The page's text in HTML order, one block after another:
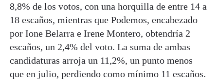
8,8% de los votos, con una horquilla de entre 14 a
18 escaños, mientras que Podemos, encabezado
por Ione Belarra e Irene Montero, obtendría 2
escaños, un 2,4% del voto. La suma de ambas
candidaturas arroja un 11,2%, un punto menos
que en julio, perdiendo como mínimo 11 escaños.